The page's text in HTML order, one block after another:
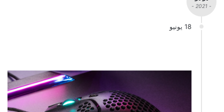
- 2021 -
18 يونيو